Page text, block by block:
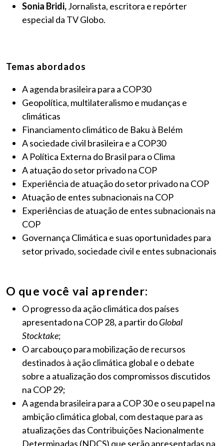
Sonia Bridi,Jornalista, escritora e repórter
especial da TV Globo.
Temas abordados
A agenda brasileira para a COP30
Geopolítica, multilateralismo e mudanças e
climáticas
Financiamento climático de Baku à Belém
A sociedade civil brasileira e a COP30
A Política Externa do Brasil para o Clima
A atuação do setor privado na COP
Experiência de atuação do setor privado na COP
Atuação de entes subnacionais na COP
Experiências de atuação de entes subnacionais na
COP
Governança Climática e suas oportunidades para
setor privado, sociedade civil e entes subnacionais
O que você vai aprender:
O progresso da ação climática dos países
apresentado na COP 28, a partir doGlobal
Stocktake;
O arcabouço para mobilização de recursos
destinados à ação climática global e o debate
sobre a atualização dos compromissos discutidos
na COP 29;
A agenda brasileira para a COP 30 e o seu papel na
ambição climática global, com destaque para as
atualizações das Contribuições Nacionalmente
Determinadas (NDCS) que serão apresentadas na